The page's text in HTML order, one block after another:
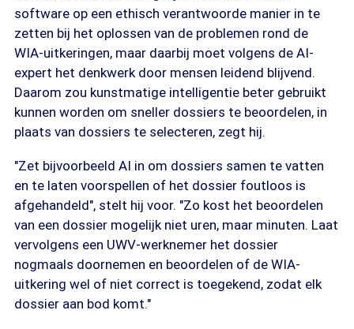
software op een ethisch verantwoorde manier in te
zetten bij het oplossen van de problemen rond de
WIA-uitkeringen, maar daarbij moet volgens de AI-
expert het denkwerk door mensen leidend blijvend.
Daarom zou kunstmatige intelligentie beter gebruikt
kunnen worden om sneller dossiers te beoordelen, in
plaats van dossiers te selecteren, zegt hij.
"Zet bijvoorbeeld AI in om dossiers samen te vatten
en te laten voorspellen of het dossier foutloos is
afgehandeld", stelt hij voor. "Zo kost het beoordelen
van een dossier mogelijk niet uren, maar minuten. Laat
vervolgens een UWV-werknemer het dossier
nogmaals doornemen en beoordelen of de WIA-
uitkering wel of niet correct is toegekend, zodat elk
dossier aan bod komt."